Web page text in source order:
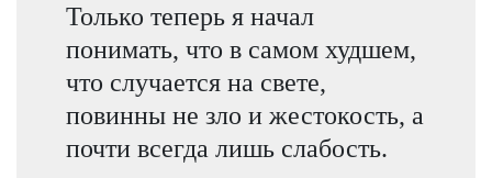
Только теперь я начал
понимать, что в самом худшем,
что случается на свете,
повинны не зло и жестокость, а
почти всегда лишь слабость.